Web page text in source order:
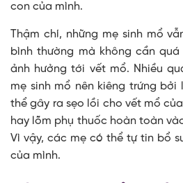
con của mình.
Thậm chí, những mẹ sinh mổ
bình thường mà không cần
ảnh hưởng tới vết mổ. Nhiều
mẹ sinh mổ nên kiêng trứng
thể gây ra sẹo lồi cho vết mổ
hay lõm phụ thuốc hoàn toàn
Vì vậy, các mẹ có thể tự tin bổ
của mình.